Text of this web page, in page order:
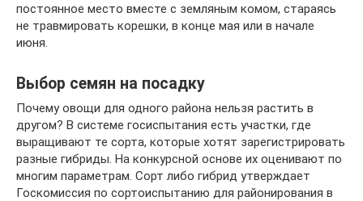
постоянное место вместе с земляным комом, стараясь
не травмировать корешки, в конце мая или в начале
июня.
Выбор семян на посадку
Почему овощи для одного района нельзя растить в
другом? В системе госиспытания есть участки, где
выращивают те сорта, которые хотят зарегистрировать
разные гибриды. На конкурсной основе их оценивают по
многим параметрам. Сорт либо гибрид утверждает
Госкомиссия по сортоиспытанию для районирования в